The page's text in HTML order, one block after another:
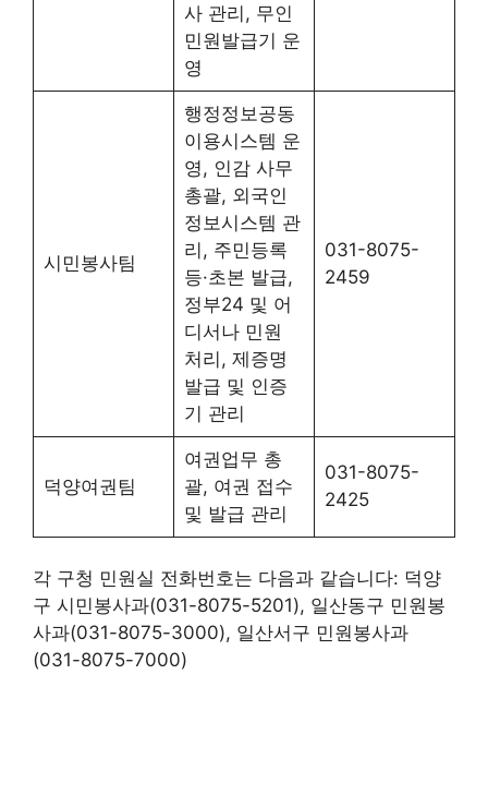
사 관리, 무인
민원발급기 운
영
시민봉사팀
행정정보공동
이용시스템 운
영, 인감 사무
총괄, 외국인
정보시스템 관
리, 주민등록
등·초본 발급,
정부24 및 어
디서나 민원
처리, 제증명
발급 및 인증
기 관리
031-8075-
2459
덕양여권팀
여권업무 총
괄, 여권 접수
및 발급 관리
031-8075-
2425
각 구청 민원실 전화번호는 다음과 같습니다: 덕양
구 시민봉사과(031-8075-5201), 일산동구 민원봉
사과(031-8075-3000), 일산서구 민원봉사과
(031-8075-7000)